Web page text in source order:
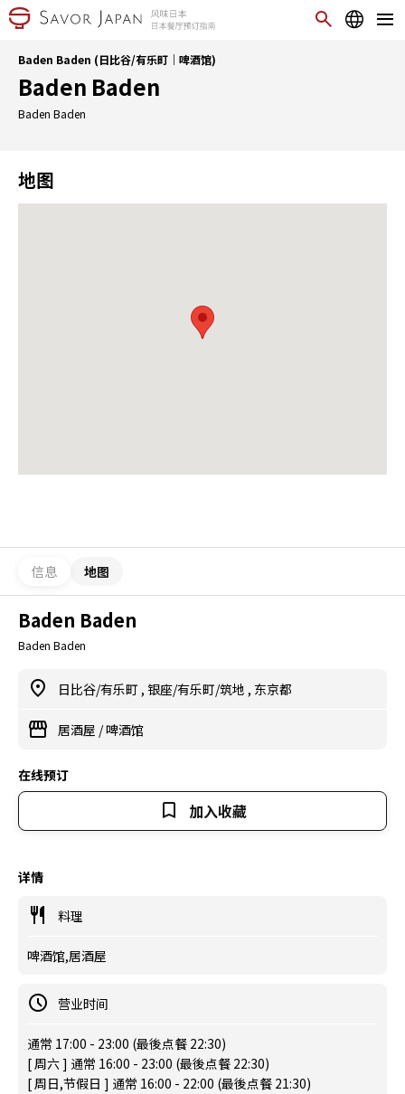
Baden Baden (日比谷/有乐町｜啤酒馆)
Baden Baden
Baden Baden
地图
信息 地图
Baden Baden
Baden Baden
日比谷/有乐町 , 银座/有乐町/筑地 , 东京都
居酒屋 /啤酒馆
在线预订
加入收藏
详情
料理
啤酒馆,居酒屋
营业时间
通常 17:00 - 23:00 (最後点餐 22:30)
[ 周六 ] 通常 16:00 - 23:00 (最後点餐 22:30)
[ 周日,节假日 ] 通常 16:00 - 22:00 (最後点餐 21:30)